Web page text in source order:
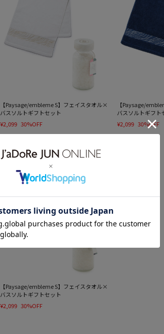
【Paysage/embleme S】フェイスタオル×
バスソルトギフトセット
¥2,099 30%OFF
【Paysage/
バスソルトギフト
¥2,099 30%OFF
SALE
【Paysage/embleme S】フェイスタオル×
バスソルトギフトセット
¥2,099 30%OFF